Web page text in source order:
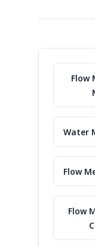
Flow
Water
Flow
Flow